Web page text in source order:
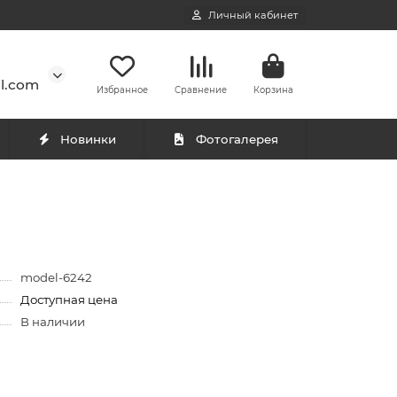
Личный кабинет
Избранное Сравнение Корзина
Новинки Фотогалерея
model-6242
Доступная цена
В наличии